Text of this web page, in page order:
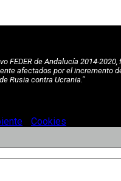
de Andalucía 2014-
afectados por el incremento
Rusia contra Ucrania."
Cookies